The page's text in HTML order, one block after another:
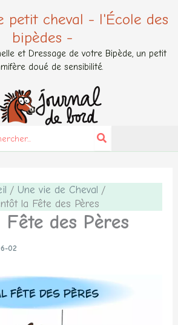
petit cheval - l'École des
bipèdes -
et Dressage de votre Bipède, un petit
doué de sensibilité.
Une vie de Cheval
la Fête des Pères
des Pères
02